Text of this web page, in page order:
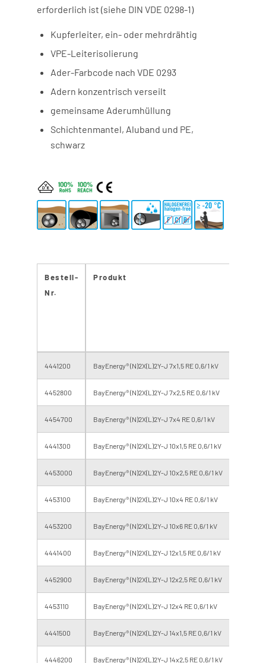
erforderlich ist (siehe DIN VDE 0298-1)
Kupferleiter, ein- oder mehrdrähtig
VPE-Leiterisolierung
Ader-Farbcode nach VDE 0293
Adern konzentrisch verseilt
gemeinsame Aderumhüllung
Schichtenmantel, Aluband und PE,
schwarz
Bestell-
Nr.
Produkt
4441200 BayEnergy® (N)2X(L)2Y-J 7x1,5 RE 0,6/1 kV
4452800 BayEnergy® (N)2X(L)2Y-J 7x2,5 RE 0,6/1 kV
4454700 BayEnergy® (N)2X(L)2Y-J 7x4 RE 0,6/1 kV
4441300 BayEnergy® (N)2X(L)2Y-J 10x1,5 RE 0,6/1 kV
4453000 BayEnergy® (N)2X(L)2Y-J 10x2,5 RE 0,6/1 kV
4453100 BayEnergy® (N)2X(L)2Y-J 10x4 RE 0,6/1 kV
4453200 BayEnergy® (N)2X(L)2Y-J 10x6 RE 0,6/1 kV
4441400 BayEnergy® (N)2X(L)2Y-J 12x1,5 RE 0,6/1 kV
4452900 BayEnergy® (N)2X(L)2Y-J 12x2,5 RE 0,6/1 kV
4453110 BayEnergy® (N)2X(L)2Y-J 12x4 RE 0,6/1 kV
4441500 BayEnergy® (N)2X(L)2Y-J 14x1,5 RE 0,6/1 kV
4446200 BayEnergy® (N)2X(L)2Y-J 14x2,5 RE 0,6/1 kV